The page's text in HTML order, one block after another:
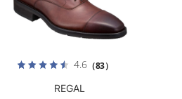
4.6（83）
REGAL